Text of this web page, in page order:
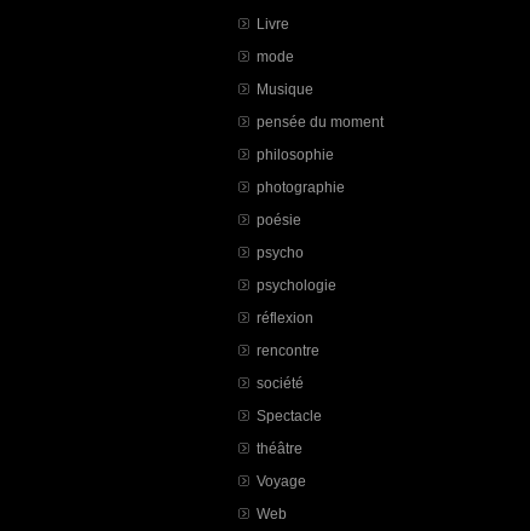
Livre
mode
Musique
pensée du moment
philosophie
photographie
poésie
psycho
psychologie
réflexion
rencontre
société
Spectacle
théâtre
Voyage
Web